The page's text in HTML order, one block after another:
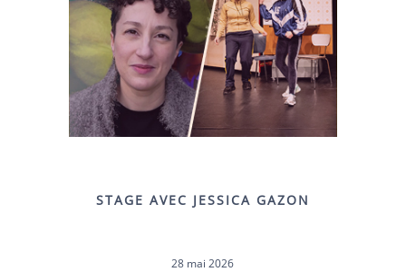
STAGE AVEC JESSICA GAZON
28 mai 2026